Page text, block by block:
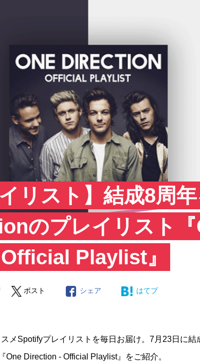
リスト】結成8周
のプレイリスト
Playlist』
ポスト シェア はてブ
メSpotifyプレイリストを毎日お届け。7月23日に結
One Direction - Official Playlist』をご紹介。